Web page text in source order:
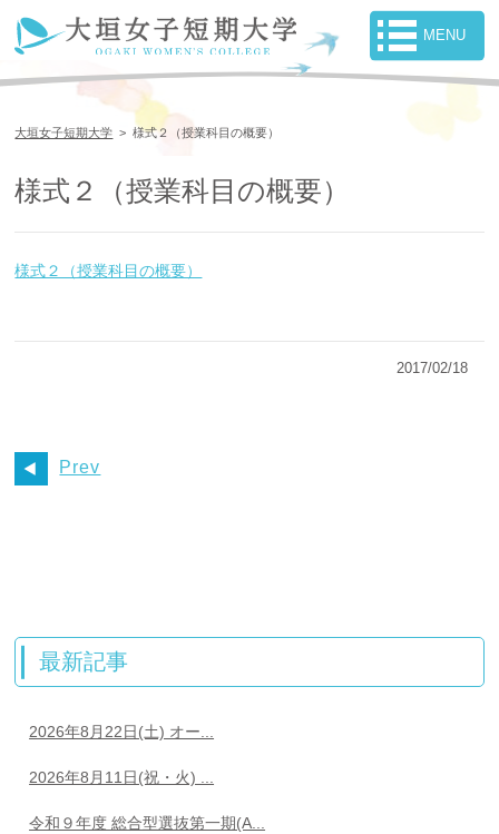
大垣女子短期大学 >様式２（授業科目の概要）
様式２（授業科目の概要）
様式２（授業科目の概要）
2017/02/18
Prev
最新記事
2026年8月22日(土) オー...
2026年8月11日(祝・火) ...
令和９年度 総合型選抜第一期(A...